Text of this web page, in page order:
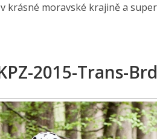
krásné moravské krajině a
2015-Trans-